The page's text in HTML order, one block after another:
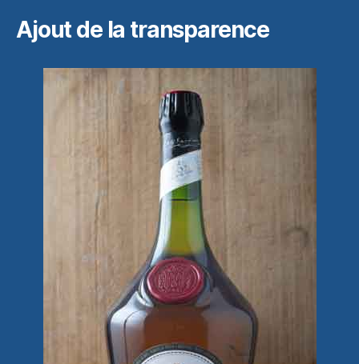
Ajout de la transparence